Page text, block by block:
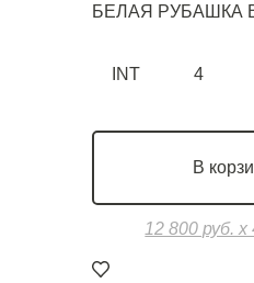
БЕЛАЯ РУБАШКА
INT 4
В
12 800 руб.